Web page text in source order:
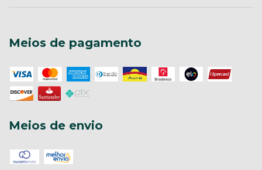
Meios de pagamento
Meios de envio